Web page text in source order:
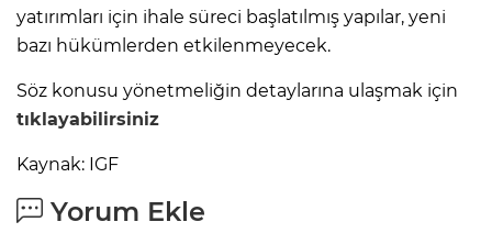
yatırımları için ihale süreci başlatılmış yapılar, yeni
bazı hükümlerden etkilenmeyecek.
Söz konusu yönetmeliğin detaylarına ulaşmak için
tıklayabilirsiniz
Kaynak: IGF
Yorum Ekle